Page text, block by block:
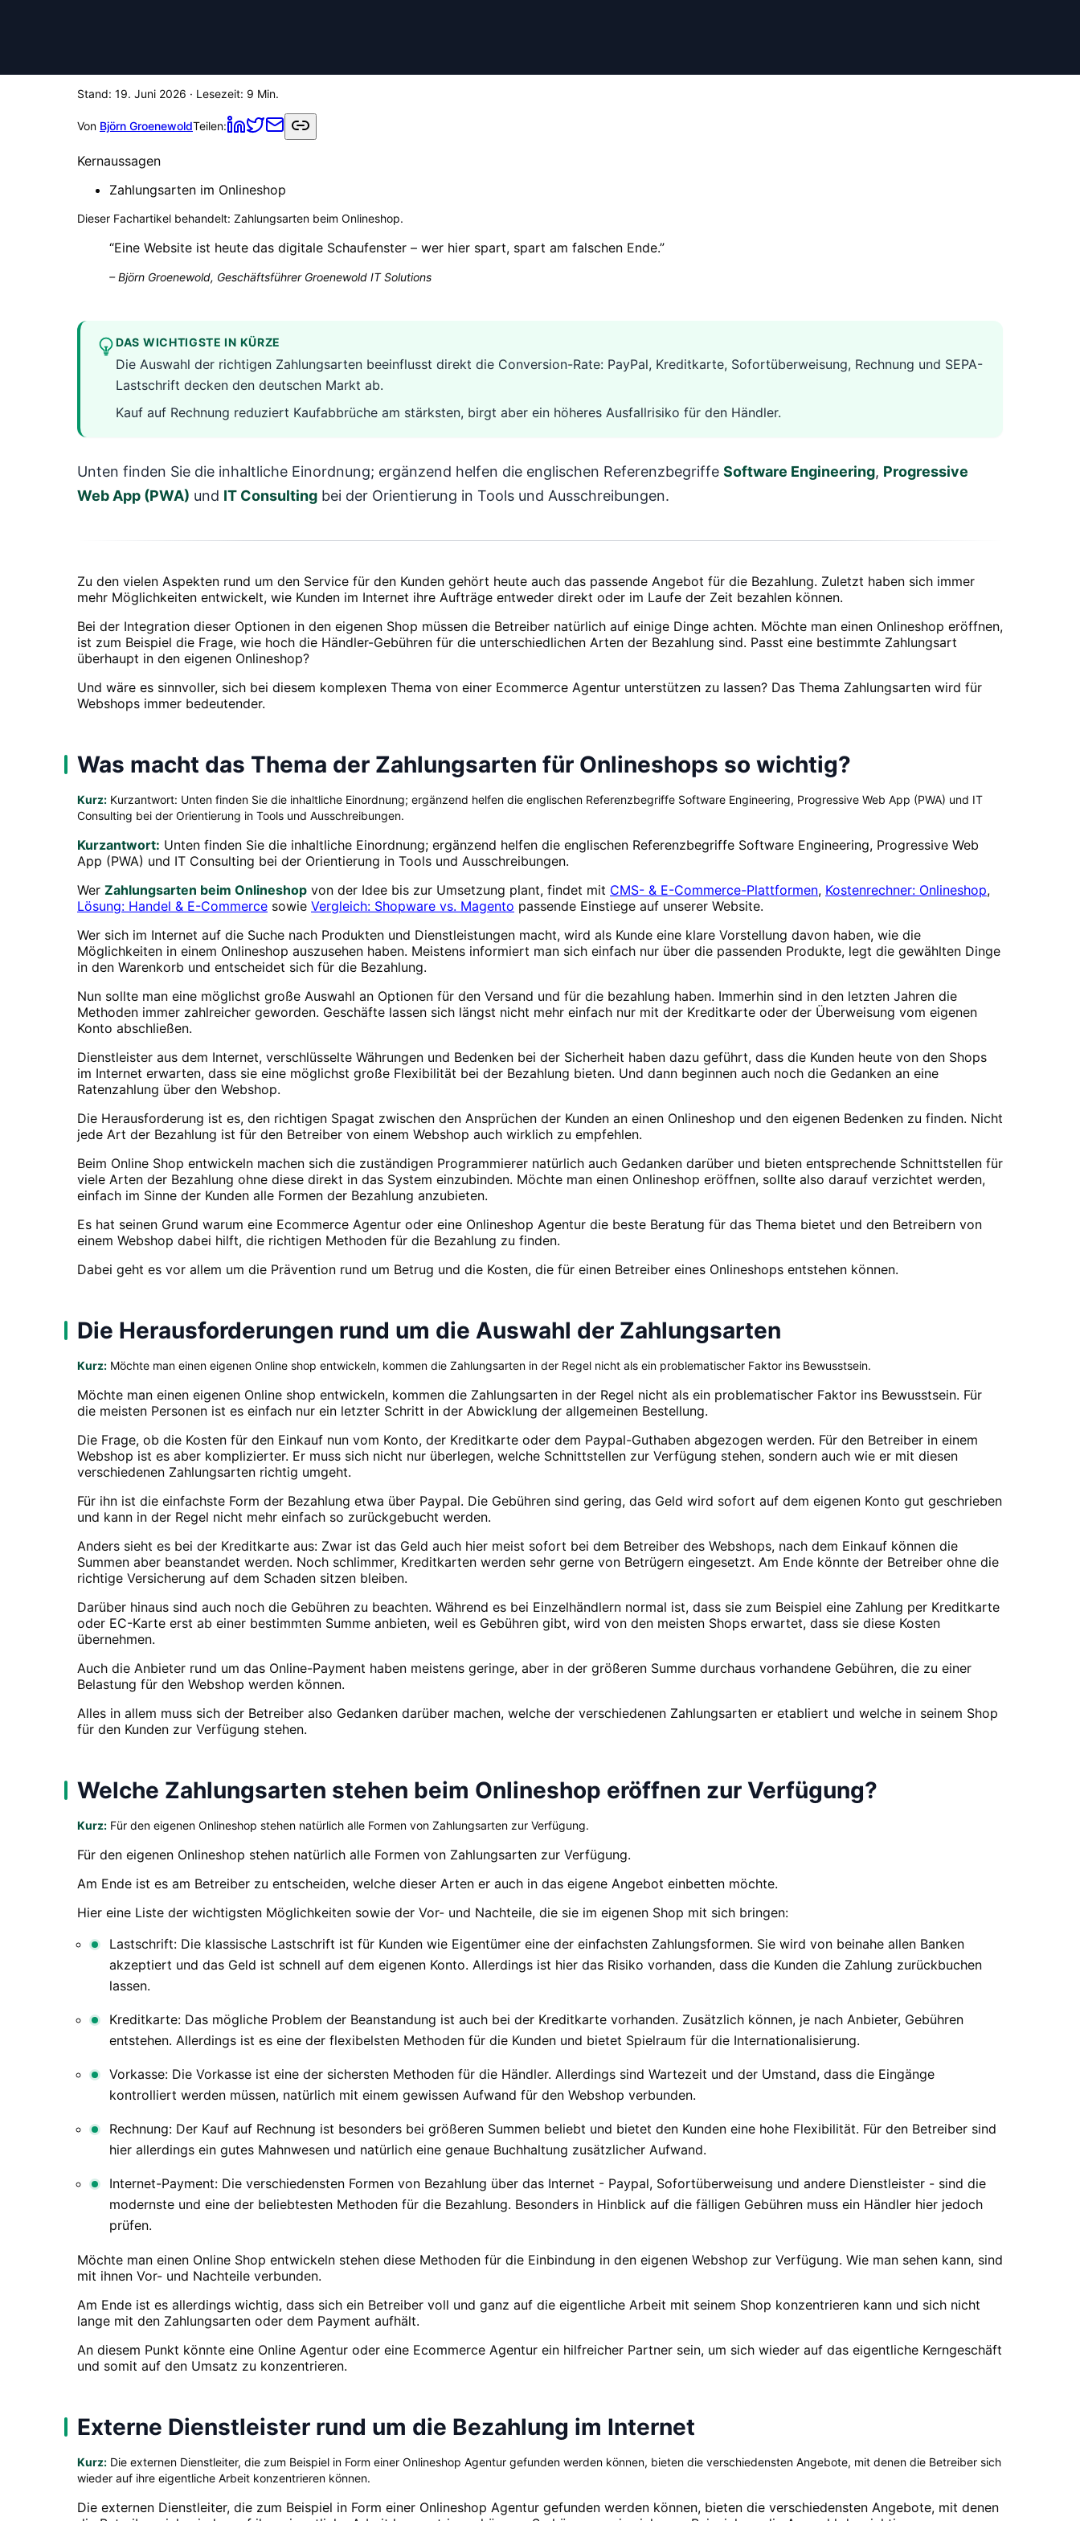
Stand: 19. Juni 2026 · Lesezeit: 9 Min.
Von Björn GroenewoldTeilen:
Kernaussagen
Zahlungsarten im Onlineshop
Dieser Fachartikel behandelt: Zahlungsarten beim Onlineshop.
“Eine Website ist heute das digitale Schaufenster – wer hier spart, spart am falschen Ende.”
–Björn Groenewold, Geschäftsführer Groenewold IT Solutions
DAS WICHTIGSTE IN KÜRZE
Die Auswahl der richtigen Zahlungsarten beeinflusst direkt die Conversion-Rate: PayPal, Kreditkarte, Sofortüberweisung, Rechnung und SEPA-
Lastschrift decken den deutschen Markt ab.
Kauf auf Rechnung reduziert Kaufabbrüche am stärksten, birgt aber ein höheres Ausfallrisiko für den Händler.
Unten finden Sie die inhaltliche Einordnung; ergänzend helfen die englischen Referenzbegriffe Software Engineering, Progressive
Web App (PWA) und IT Consulting bei der Orientierung in Tools und Ausschreibungen.
Zu den vielen Aspekten rund um den Service für den Kunden gehört heute auch das passende Angebot für die Bezahlung. Zuletzt haben sich immer
mehr Möglichkeiten entwickelt, wie Kunden im Internet ihre Aufträge entweder direkt oder im Laufe der Zeit bezahlen können.
Bei der Integration dieser Optionen in den eigenen Shop müssen die Betreiber natürlich auf einige Dinge achten. Möchte man einen Onlineshop eröffnen,
ist zum Beispiel die Frage, wie hoch die Händler-Gebühren für die unterschiedlichen Arten der Bezahlung sind. Passt eine bestimmte Zahlungsart
überhaupt in den eigenen Onlineshop?
Und wäre es sinnvoller, sich bei diesem komplexen Thema von einer Ecommerce Agentur unterstützen zu lassen? Das Thema Zahlungsarten wird für
Webshops immer bedeutender.
Was macht das Thema der Zahlungsarten für Onlineshops so wichtig?
Kurz: Kurzantwort: Unten finden Sie die inhaltliche Einordnung; ergänzend helfen die englischen Referenzbegriffe Software Engineering, Progressive Web App (PWA) und IT
Consulting bei der Orientierung in Tools und Ausschreibungen.
Kurzantwort: Unten finden Sie die inhaltliche Einordnung; ergänzend helfen die englischen Referenzbegriffe Software Engineering, Progressive Web
App (PWA) und IT Consulting bei der Orientierung in Tools und Ausschreibungen.
Wer Zahlungsarten beim Onlineshop von der Idee bis zur Umsetzung plant, findet mit CMS- & E-Commerce-Plattformen, Kostenrechner: Onlineshop,
Lösung: Handel & E-Commerce sowie Vergleich: Shopware vs. Magento passende Einstiege auf unserer Website.
Wer sich im Internet auf die Suche nach Produkten und Dienstleistungen macht, wird als Kunde eine klare Vorstellung davon haben, wie die
Möglichkeiten in einem Onlineshop auszusehen haben. Meistens informiert man sich einfach nur über die passenden Produkte, legt die gewählten Dinge
in den Warenkorb und entscheidet sich für die Bezahlung.
Nun sollte man eine möglichst große Auswahl an Optionen für den Versand und für die bezahlung haben. Immerhin sind in den letzten Jahren die
Methoden immer zahlreicher geworden. Geschäfte lassen sich längst nicht mehr einfach nur mit der Kreditkarte oder der Überweisung vom eigenen
Konto abschließen.
Dienstleister aus dem Internet, verschlüsselte Währungen und Bedenken bei der Sicherheit haben dazu geführt, dass die Kunden heute von den Shops
im Internet erwarten, dass sie eine möglichst große Flexibilität bei der Bezahlung bieten. Und dann beginnen auch noch die Gedanken an eine
Ratenzahlung über den Webshop.
Die Herausforderung ist es, den richtigen Spagat zwischen den Ansprüchen der Kunden an einen Onlineshop und den eigenen Bedenken zu finden. Nicht
jede Art der Bezahlung ist für den Betreiber von einem Webshop auch wirklich zu empfehlen.
Beim Online Shop entwickeln machen sich die zuständigen Programmierer natürlich auch Gedanken darüber und bieten entsprechende Schnittstellen für
viele Arten der Bezahlung ohne diese direkt in das System einzubinden. Möchte man einen Onlineshop eröffnen, sollte also darauf verzichtet werden,
einfach im Sinne der Kunden alle Formen der Bezahlung anzubieten.
Es hat seinen Grund warum eine Ecommerce Agentur oder eine Onlineshop Agentur die beste Beratung für das Thema bietet und den Betreibern von
einem Webshop dabei hilft, die richtigen Methoden für die Bezahlung zu finden.
Dabei geht es vor allem um die Prävention rund um Betrug und die Kosten, die für einen Betreiber eines Onlineshops entstehen können.
Die Herausforderungen rund um die Auswahl der Zahlungsarten
Kurz: Möchte man einen eigenen Online shop entwickeln, kommen die Zahlungsarten in der Regel nicht als ein problematischer Faktor ins Bewusstsein.
Möchte man einen eigenen Online shop entwickeln, kommen die Zahlungsarten in der Regel nicht als ein problematischer Faktor ins Bewusstsein. Für
die meisten Personen ist es einfach nur ein letzter Schritt in der Abwicklung der allgemeinen Bestellung.
Die Frage, ob die Kosten für den Einkauf nun vom Konto, der Kreditkarte oder dem Paypal-Guthaben abgezogen werden. Für den Betreiber in einem
Webshop ist es aber komplizierter. Er muss sich nicht nur überlegen, welche Schnittstellen zur Verfügung stehen, sondern auch wie er mit diesen
verschiedenen Zahlungsarten richtig umgeht.
Für ihn ist die einfachste Form der Bezahlung etwa über Paypal. Die Gebühren sind gering, das Geld wird sofort auf dem eigenen Konto gut geschrieben
und kann in der Regel nicht mehr einfach so zurückgebucht werden.
Anders sieht es bei der Kreditkarte aus: Zwar ist das Geld auch hier meist sofort bei dem Betreiber des Webshops, nach dem Einkauf können die
Summen aber beanstandet werden. Noch schlimmer, Kreditkarten werden sehr gerne von Betrügern eingesetzt. Am Ende könnte der Betreiber ohne die
richtige Versicherung auf dem Schaden sitzen bleiben.
Darüber hinaus sind auch noch die Gebühren zu beachten. Während es bei Einzelhändlern normal ist, dass sie zum Beispiel eine Zahlung per Kreditkarte
oder EC-Karte erst ab einer bestimmten Summe anbieten, weil es Gebühren gibt, wird von den meisten Shops erwartet, dass sie diese Kosten
übernehmen.
Auch die Anbieter rund um das Online-Payment haben meistens geringe, aber in der größeren Summe durchaus vorhandene Gebühren, die zu einer
Belastung für den Webshop werden können.
Alles in allem muss sich der Betreiber also Gedanken darüber machen, welche der verschiedenen Zahlungsarten er etabliert und welche in seinem Shop
für den Kunden zur Verfügung stehen.
Welche Zahlungsarten stehen beim Onlineshop eröffnen zur Verfügung?
Kurz: Für den eigenen Onlineshop stehen natürlich alle Formen von Zahlungsarten zur Verfügung.
Für den eigenen Onlineshop stehen natürlich alle Formen von Zahlungsarten zur Verfügung.
Am Ende ist es am Betreiber zu entscheiden, welche dieser Arten er auch in das eigene Angebot einbetten möchte.
Hier eine Liste der wichtigsten Möglichkeiten sowie der Vor- und Nachteile, die sie im eigenen Shop mit sich bringen:
Lastschrift: Die klassische Lastschrift ist für Kunden wie Eigentümer eine der einfachsten Zahlungsformen. Sie wird von beinahe allen Banken
akzeptiert und das Geld ist schnell auf dem eigenen Konto. Allerdings ist hier das Risiko vorhanden, dass die Kunden die Zahlung zurückbuchen
lassen.
Kreditkarte: Das mögliche Problem der Beanstandung ist auch bei der Kreditkarte vorhanden. Zusätzlich können, je nach Anbieter, Gebühren
entstehen. Allerdings ist es eine der flexibelsten Methoden für die Kunden und bietet Spielraum für die Internationalisierung.
Vorkasse: Die Vorkasse ist eine der sichersten Methoden für die Händler. Allerdings sind Wartezeit und der Umstand, dass die Eingänge
kontrolliert werden müssen, natürlich mit einem gewissen Aufwand für den Webshop verbunden.
Rechnung: Der Kauf auf Rechnung ist besonders bei größeren Summen beliebt und bietet den Kunden eine hohe Flexibilität. Für den Betreiber sind
hier allerdings ein gutes Mahnwesen und natürlich eine genaue Buchhaltung zusätzlicher Aufwand.
Internet-Payment: Die verschiedensten Formen von Bezahlung über das Internet - Paypal, Sofortüberweisung und andere Dienstleister - sind die
modernste und eine der beliebtesten Methoden für die Bezahlung. Besonders in Hinblick auf die fälligen Gebühren muss ein Händler hier jedoch
prüfen.
Möchte man einen Online Shop entwickeln stehen diese Methoden für die Einbindung in den eigenen Webshop zur Verfügung. Wie man sehen kann, sind
mit ihnen Vor- und Nachteile verbunden.
Am Ende ist es allerdings wichtig, dass sich ein Betreiber voll und ganz auf die eigentliche Arbeit mit seinem Shop konzentrieren kann und sich nicht
lange mit den Zahlungsarten oder dem Payment aufhält.
An diesem Punkt könnte eine Online Agentur oder eine Ecommerce Agentur ein hilfreicher Partner sein, um sich wieder auf das eigentliche Kerngeschäft
und somit auf den Umsatz zu konzentrieren.
Externe Dienstleister rund um die Bezahlung im Internet
Kurz: Die externen Dienstleiter, die zum Beispiel in Form einer Onlineshop Agentur gefunden werden können, bieten die verschiedensten Angebote, mit denen die Betreiber sich
wieder auf ihre eigentliche Arbeit konzentrieren können.
Die externen Dienstleiter, die zum Beispiel in Form einer Onlineshop Agentur gefunden werden können, bieten die verschiedensten Angebote, mit denen